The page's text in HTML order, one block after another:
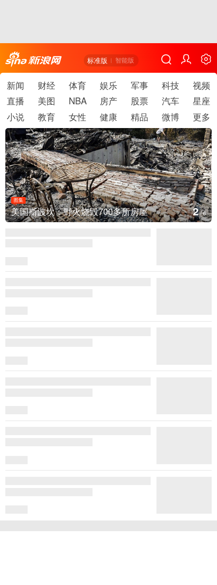
标准版 智能版
新闻 财经 体育 娱乐 军事 科技
视频
直播
美图 NBA 房产 股票 汽车
星座
小说
教育 女性 健康 精品 微博 更多
烧毁700多所房屋
图集
叙利亚：大马士
3/6